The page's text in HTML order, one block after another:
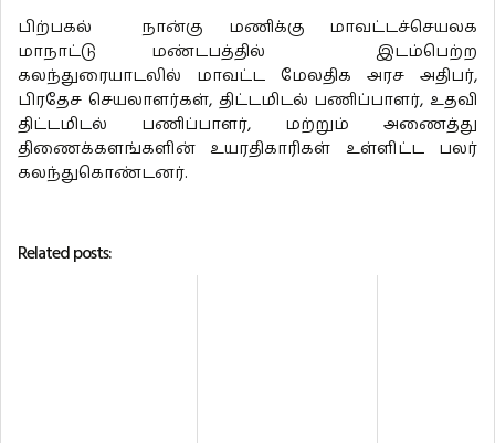
பிற்பகல் நான்கு மணிக்கு மாவட்டச்செயலக
மாநாட்டு மண்டபத்தில் இடம்பெற்ற
கலந்துரையாடலில் மாவட்ட மேலதிக அரச அதிபர்,
பிரதேச செயலாளர்கள், திட்டமிடல் பணிப்பாளர், உதவி
திட்டமிடல் பணிப்பாளர், மற்றும் அணைத்து
திணைக்களங்களின் உயரதிகாரிகள் உள்ளிட்ட பலர்
கலந்துகொண்டனர்.
Related posts: